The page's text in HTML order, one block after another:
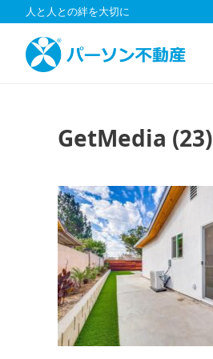
ン
人と人との絆を大切に
GetMedia (23)